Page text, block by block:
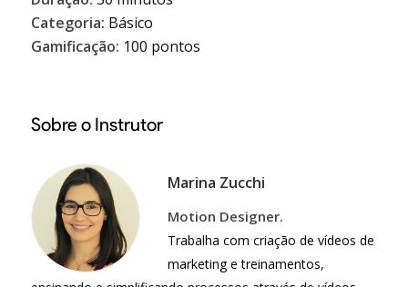
Categoria: Básico
Gamificação: 100 pontos
Sobre o Instrutor
Marina Zucchi
Motion Designer.
Trabalha com criação de vídeos de
marketing e treinamentos,